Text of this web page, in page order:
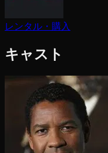
レンタル・購入
キャスト